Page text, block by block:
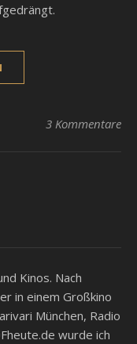
3 Kommentare
Kinos. Nach
in einem Großkino
München, Radio
wurde ich